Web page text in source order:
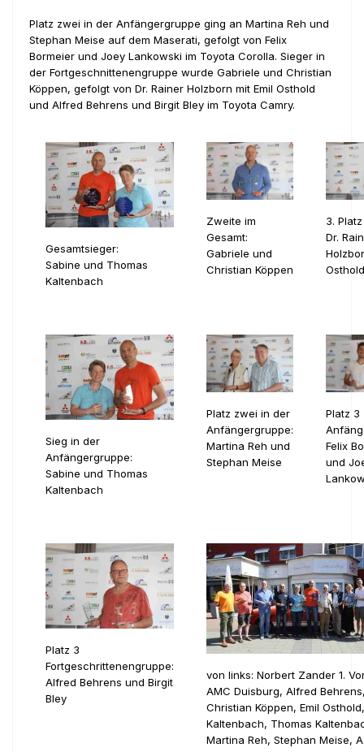
Platz zwei in der Anfängergruppe ging an Martina Reh und
Stephan Meise auf dem Maserati, gefolgt von Felix
Bormeier und Joey Lankowski im Toyota Corolla. Sieger in
der Fortgeschnittenengruppe wurde Gabriele und Christian
Köppen, gefolgt von Dr. Rainer Holzborn mit Emil Osthold
und Alfred Behrens und Birgit Bley im Toyota Camry.
Gesamtsieger:
Sabine und Thomas
Kaltenbach
Zweite im
Gesamt:
Gabriele und
Christian Köppen
3.
Dr.
Osthold
Sieg in der
Anfängergruppe:
Sabine und Thomas
Kaltenbach
Platz zwei in der
Anfängergruppe:
Martina Reh und
Stephan Meise
Platz 3
Felix
und
Platz 3
Fortgeschrittenengruppe:
Alfred Behrens und Birgit
Bley
von links: Norbert Zander 1.
AMC Duisburg, Alfred
Christian Köppen, Emil
Kaltenbach, Thomas
Martina Reh, Stephan Meise,